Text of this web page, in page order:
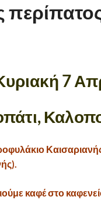
7
καφέ στο